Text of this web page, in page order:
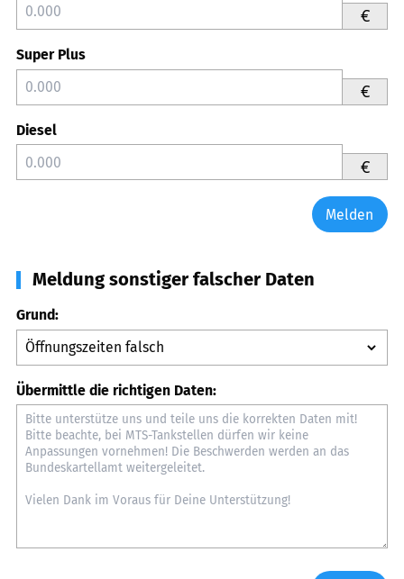
€
Super Plus
€
Diesel
€
Melden
Meldung sonstiger falscher Daten
Grund:
Übermittle die richtigen Daten: